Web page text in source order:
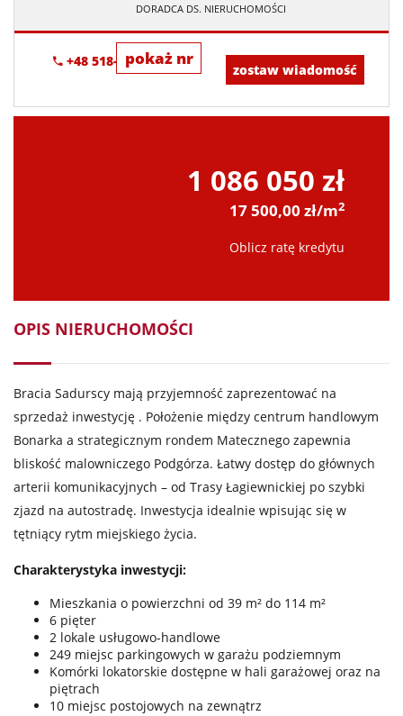
DORADCA DS. NIERUCHOMOŚCI
pokaż nr
+48 518-706-552
zostaw wiadomość
1 086 050 zł
17 500,00 zł/m2
Oblicz ratę kredytu
OPIS NIERUCHOMOŚCI
Bracia Sadurscy mają przyjemność zaprezentować na
sprzedaż inwestycję . Położenie między centrum handlowym
Bonarka a strategicznym rondem Matecznego zapewnia
bliskość malowniczego Podgórza. Łatwy dostęp do głównych
arterii komunikacyjnych – od Trasy Łagiewnickiej po szybki
zjazd na autostradę. Inwestycja idealnie wpisując się w
tętniący rytm miejskiego życia.
Charakterystyka inwestycji:
Mieszkania o powierzchni od 39 m² do 114 m²
6 pięter
2 lokale usługowo-handlowe
249 miejsc parkingowych w garażu podziemnym
Komórki lokatorskie dostępne w hali garażowej oraz na
piętrach
10 miejsc postojowych na zewnątrz